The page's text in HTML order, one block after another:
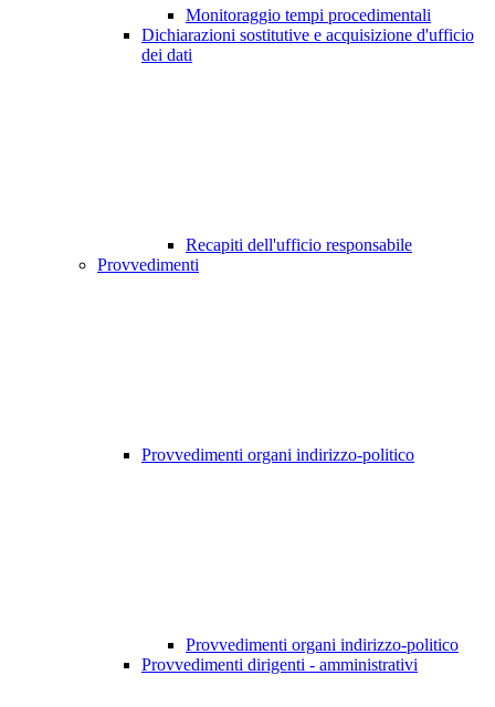
Monitoraggio tempi procedimentali
Dichiarazioni sostitutive e acquisizione d'ufficio
dei dati
Recapiti dell'ufficio responsabile
Provvedimenti
Provvedimenti organi indirizzo-politico
Provvedimenti organi indirizzo-politico
Provvedimenti dirigenti - amministrativi